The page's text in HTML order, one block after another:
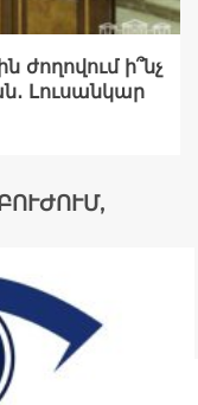
ժողովում ի՞նչ
Լուսանկար